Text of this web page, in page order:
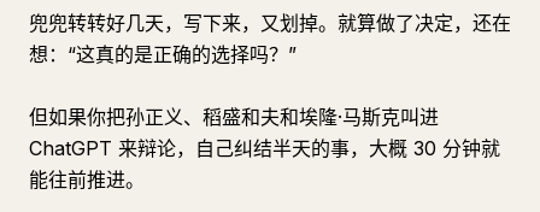
兜兜转转好几天，写下来，又划掉。就算做了决定，还在
想：“这真的是正确的选择吗？”
但如果你把孙正义、稻盛和夫和埃隆·马斯克叫进
ChatGPT 来辩论，自己纠结半天的事，大概 30 分钟就
能往前推进。